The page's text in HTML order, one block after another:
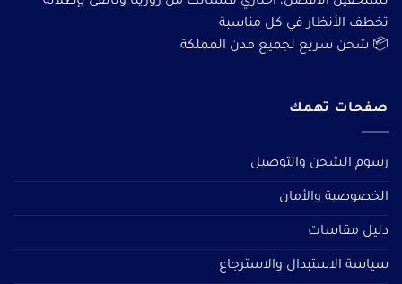
تخطف الأنظار في كل مناسبة
📦 شحن سريع لجميع مدن المملكة
صفحات تهمك
رسوم الشحن والتوصيل
الخصوصية والأمان
دليل مقاسات
سياسة الاستبدال والاسترجاع